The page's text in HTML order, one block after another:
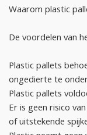
Waarom plastic
De voordelen van
Plastic pallets
ongedierte te
Plastic pallets
Er is geen risico
of uitstekende